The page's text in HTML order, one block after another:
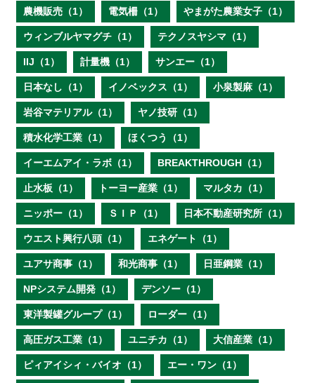
農機販売（1） 電気柵（1） やまがた農業女子（1）
ウィンブルヤマグチ（1） テクノスヤシマ（1）
IIJ（1） 計量機（1） サンエー（1）
日本なし（1） イノベックス（1） 小泉製麻（1）
岩谷マテリアル（1） ヤノ技研（1）
積水化学工業（1） ほくつう（1）
イーエムアイ・ラボ（1） BREAKTHROUGH（1）
止水板（1） トーヨー産業（1） マルタカ（1）
ニッポー（1） ＳＩＰ（1） 日本不動産研究所（1）
ウエスト興行八頭（1） エネゲート（1）
ユアサ商事（1） 和光商事（1） 日亜鋼業（1）
NPシステム開発（1） デンソー（1）
東洋製罐グループ（1） ローダー（1）
高圧ガス工業（1） ユニチカ（1） 大信産業（1）
ピィアイシィ・バイオ（1） エー・ワン（1）